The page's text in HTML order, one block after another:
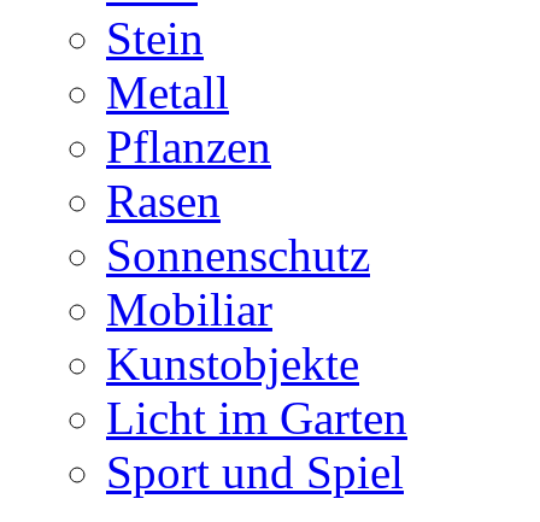
Stein
Metall
Pflanzen
Rasen
Sonnenschutz
Mobiliar
Kunstobjekte
Licht im Garten
Sport und Spiel